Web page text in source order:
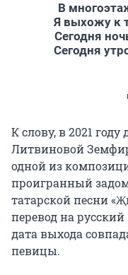
В
Я выхожу к
Сегодня
Сегодня
К слову, в 2021
Литвиновой
одной из
проигранный
татарской песни
перевод на русский
дата выхода
певицы.